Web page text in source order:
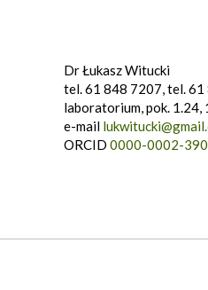
Dr Łukasz Witucki
tel. 61 848 7207, tel.
laboratorium, pok. 1.24,
e-mail
ORCID 0000-0002-